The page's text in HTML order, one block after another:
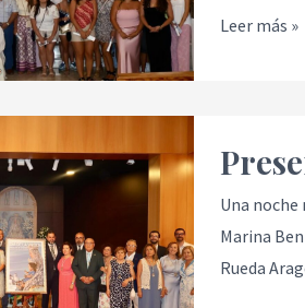
yLeer más »
Una
Marina
Rueda
del
Cartel
y
XIII